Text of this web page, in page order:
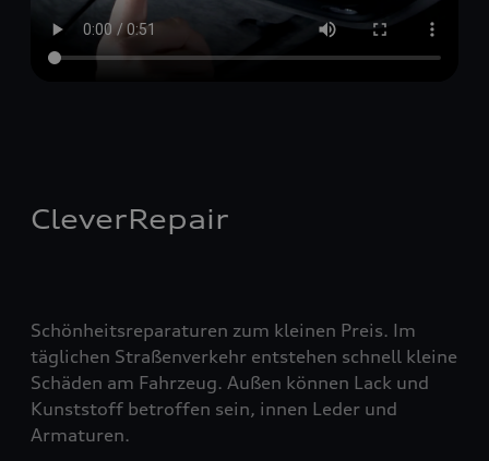
CleverRepair
Schönheitsreparaturen zum kleinen Preis. Im
täglichen Straßenverkehr entstehen schnell kleine
Schäden am Fahrzeug. Außen können Lack und
Kunststoff betroffen sein, innen Leder und
Armaturen.